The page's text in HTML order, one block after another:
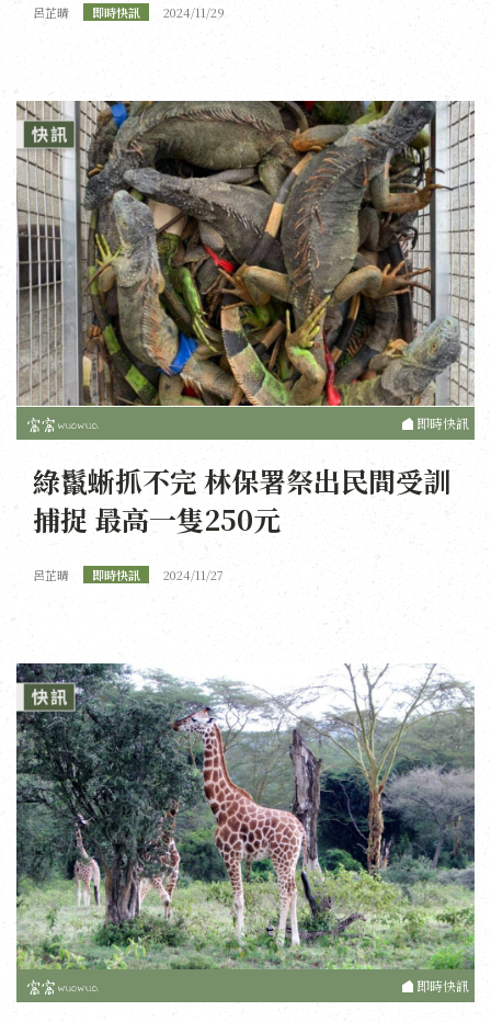
呂芷晴 即時快訊 2024/11/29
即時快訊
綠鬣蜥抓不完 林保署祭出民間受訓
捕捉 最高一隻250元
呂芷晴 即時快訊 2024/11/27
即時快訊